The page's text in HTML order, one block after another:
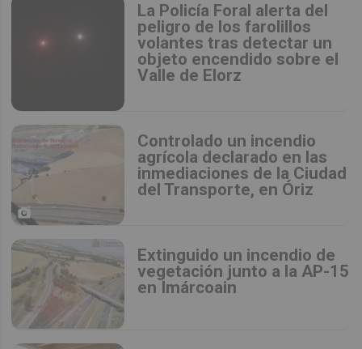
La Policía Foral alerta del
peligro de los farolillos
volantes tras detectar un
objeto encendido sobre el
Valle de Elorz
Controlado un incendio
agrícola declarado en las
inmediaciones de la Ciudad
del Transporte, en Óriz
Extinguido un incendio de
vegetación junto a la AP-15
en Imárcoain